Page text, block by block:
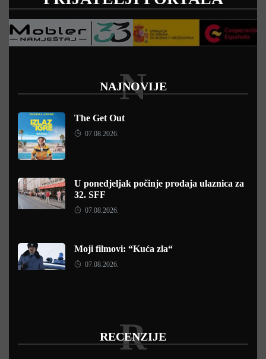
NAJNOVIJE
N
The Get Out
07.08.2026.
U ponedjeljak počinje prodaja ulaznica za
32. SFF
07.08.2026.
Moji filmovi: “Kuća zla“
07.08.2026.
RECENZIJE
R